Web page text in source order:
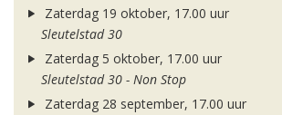
Zaterdag 19 oktober, 17.00 uur
Sleutelstad 30
Zaterdag 5 oktober, 17.00 uur
Sleutelstad 30 - Non Stop
Zaterdag 28 september, 17.00 uur